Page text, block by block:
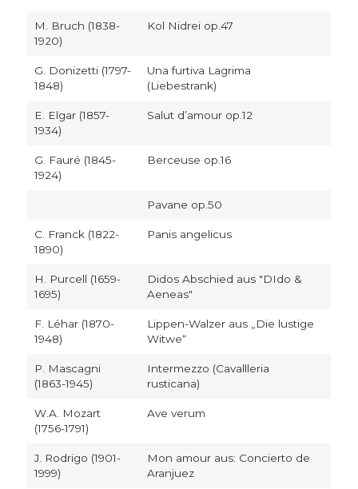
M. Bruch (1838-
1920)
Kol Nidrei op.47
G. Donizetti (1797-
1848)
Una furtiva Lagrima
(Liebestrank)
E. Elgar (1857-
1934)
Salut d’amour op.12
G. Fauré (1845-
1924)
Berceuse op.16
Pavane op.50
C. Franck (1822-
1890)
Panis angelicus
H. Purcell (1659-
1695)
Didos Abschied aus "DIdo &
Aeneas"
F. Léhar (1870-
1948)
Lippen-Walzer aus „Die lustige
Witwe“
P. Mascagni
(1863-1945)
Intermezzo (Cavallleria
rusticana)
W.A. Mozart
(1756-1791)
Ave verum
J. Rodrigo (1901-
1999)
Mon amour aus: Concierto de
Aranjuez